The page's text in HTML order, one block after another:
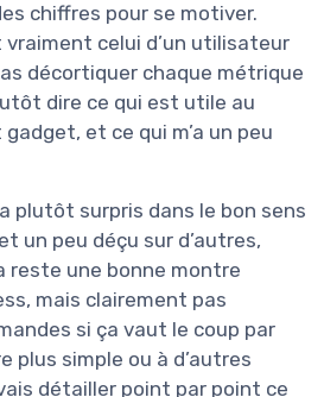
chiffres pour se motiver.
vraiment celui d’un utilisateur
décortiquer chaque métrique
dire ce qui est utile au
et ce qui m’a un peu
plutôt surpris dans le bon sens
un peu déçu sur d’autres,
reste une bonne montre
mais clairement pas
si ça vaut le coup par
plus simple ou à d’autres
détailler point par point ce